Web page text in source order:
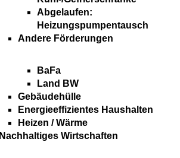
Abgelaufen:
Heizungspumpentausch
Andere Förderungen
BaFa
Land BW
Gebäudehülle
Energieeffizientes Haushalten
Heizen / Wärme
Nachhaltiges Wirtschaften